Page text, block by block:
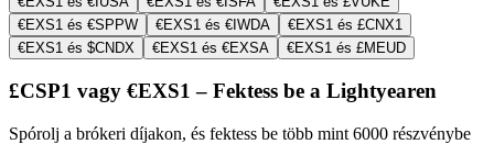
€EXS1 és €SPPW
€EXS1 és €IWDA
€EXS1 és £CNX1
€EXS1 és $CNDX
€EXS1 és €EXSA €EXS1 és £MEUD
£CSP1 vagy €EXS1 – Fektess be a Lightyearen
Spórolj a brókeri díjakon, és fektess be több mint 6000 részvénybe